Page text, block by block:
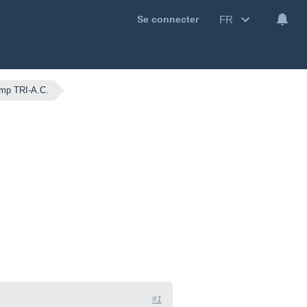
Se connecter FR
TRI-A.C.
#1